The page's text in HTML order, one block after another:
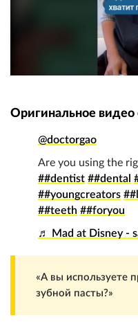
Оригинальное видео
@doctorgao
Are you using the
##dentist ##dental
##youngcreators
##teeth ##foryou
♬ Mad at Disney -
«А вы используете
зубной пасты?»